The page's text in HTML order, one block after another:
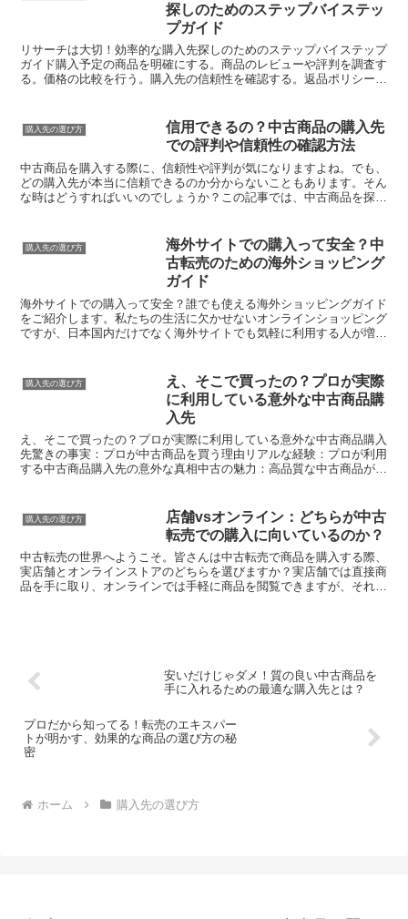
探しのためのステップバイステッ
プガイド
リサーチは大切！効率的な購入先探しのためのステップバイステップ
ガイド購入予定の商品を明確にする。商品のレビューや評判を調査す
る。価格の比較を行う。購入先の信頼性を確認する。返品ポリシーを
購入先の選び方
信用できるの？中古商品の購入先
での評判や信頼性の確認方法
中古商品を購入する際に、信頼性や評判が気になりますよね。でも、
どの購入先が本当に信頼できるのか分からないこともあります。そん
な時はどうすればいいのでしょうか？この記事では、中古商品を探す
購入先の選び方
海外サイトでの購入って安全？中
古転売のための海外ショッピング
ガイド
海外サイトでの購入って安全？誰でも使える海外ショッピングガイド
をご紹介します。私たちの生活に欠かせないオンラインショッピング
ですが、日本国内だけでなく海外サイトでも気軽に利用する人が増え
購入先の選び方
え、そこで買ったの？プロが実際
に利用している意外な中古商品購
入先
え、そこで買ったの？プロが実際に利用している意外な中古商品購入
先驚きの事実：プロが中古商品を買う理由リアルな経験：プロが利用
する中古商品購入先の意外な真相中古の魅力：高品質な中古商品が見
購入先の選び方
店舗vsオンライン：どちらが中古
転売での購入に向いているのか？
中古転売の世界へようこそ。皆さんは中古転売で商品を購入する際、
実店舗とオンラインストアのどちらを選びますか？実店舗では直接商
品を手に取り、オンラインでは手軽に商品を閲覧できますが、それぞ
安いだけじゃダメ！質の良い中古商品を
手に入れるための最適な購入先とは？
プロだから知ってる！転売のエキスパー
トが明かす、効果的な商品の選び方の秘
密
ホーム 購入先の選び方